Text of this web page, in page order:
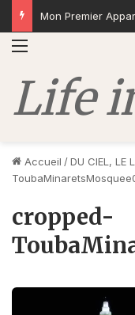
Menu
Accueil /DU CIEL, LE
cropped-